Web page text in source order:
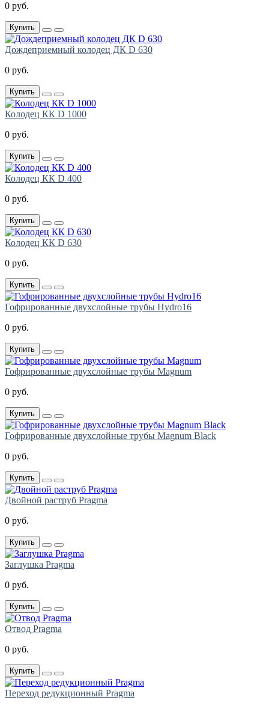
0 руб.
Купить
Дождеприемный колодец ДК D 630
0 руб.
Купить
Колодец КК D 1000
0 руб.
Купить
Колодец КК D 400
0 руб.
Купить
Колодец КК D 630
0 руб.
Купить
Гофрированные двухслойные трубы Hydro16
0 руб.
Купить
Гофрированные двухслойные трубы Magnum
0 руб.
Купить
Гофрированные двухслойные трубы Magnum Black
0 руб.
Купить
Двойной раструб Pragma
0 руб.
Купить
Заглушка Pragma
0 руб.
Купить
Отвод Pragma
0 руб.
Купить
Переход редукционный Pragma